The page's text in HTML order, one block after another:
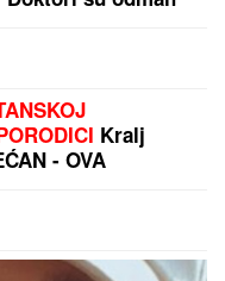
Kralj
- OVA